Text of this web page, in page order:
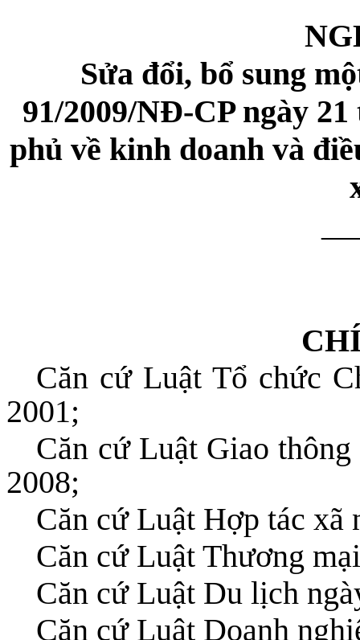
Sửa đổi, bổ sung
91/2009/NĐ-CP ngày
phủ về kinh doanh và
Căn cứ Luật Tổ chức
2001;
Căn cứ Luật Giao
2008;
Căn cứ Luật Hợp tác xã
Căn cứ Luật Thương
Căn cứ Luật Du lịch
Căn cứ Luật Doanh